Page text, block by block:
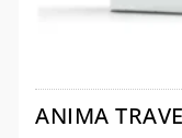
ANIMA